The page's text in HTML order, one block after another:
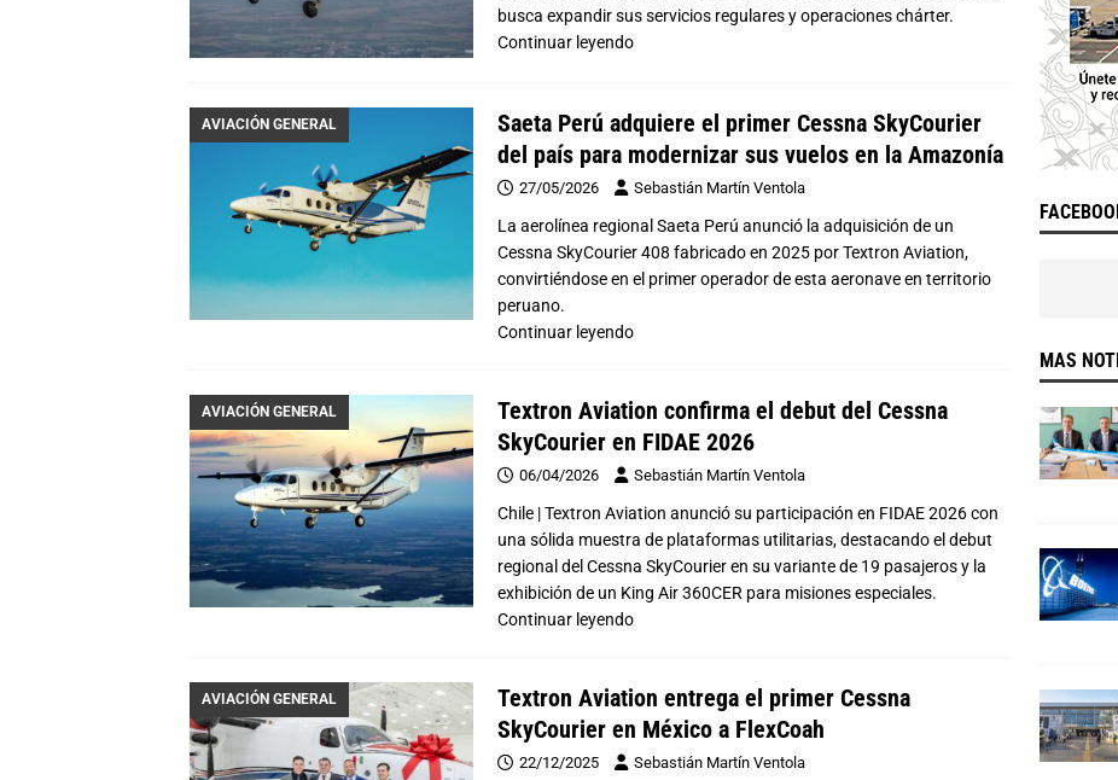
busca expandir sus servicios regulares y operaciones chárter.
Continuar leyendo
AVIACIÓN GENERAL
Saeta Perú adquiere el primer Cessna SkyCourier
del país para modernizar sus vuelos en la Amazonía
27/05/2026 Sebastián Martín Ventola
La aerolínea regional Saeta Perú anunció la adquisición de un
Cessna SkyCourier 408 fabricado en 2025 por Textron Aviation,
convirtiéndose en el primer operador de esta aeronave en territorio
peruano.
Continuar leyendo
AVIACIÓN GENERAL
Textron Aviation confirma el debut del Cessna
SkyCourier en FIDAE 2026
06/04/2026 Sebastián Martín Ventola
Chile | Textron Aviation anunció su participación en FIDAE 2026 con
una sólida muestra de plataformas utilitarias, destacando el debut
regional del Cessna SkyCourier en su variante de 19 pasajeros y la
exhibición de un King Air 360CER para misiones especiales.
Continuar leyendo
AVIACIÓN GENERAL
Textron Aviation entrega el primer Cessna
SkyCourier en México a FlexCoah
22/12/2025 Sebastián Martín Ventola
MAS